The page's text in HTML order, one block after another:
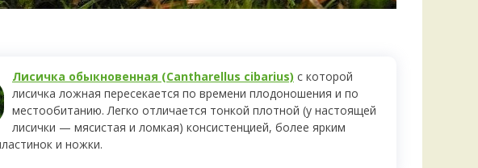
Лисичка обыкновенная (Cantharellus cibarius) с которой
лисичка ложная пересекается по времени плодоношения и по
местообитанию. Легко отличается тонкой плотной (у настоящей
лисички — мясистая и ломкая) консистенцией, более ярким
и ножки.